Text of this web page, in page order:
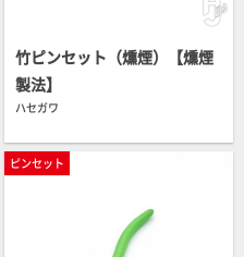
竹ピンセット（燻煙）【燻煙
製法】
ハセガワ
ピンセット